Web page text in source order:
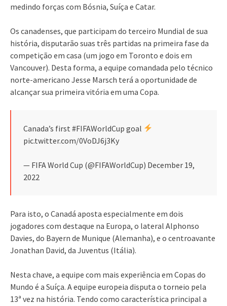
medindo forças com Bósnia, Suíça e Catar.
Os canadenses, que participam do terceiro Mundial de sua
história, disputarão suas três partidas na primeira fase da
competição em casa (um jogo em Toronto e dois em
Vancouver). Desta forma, a equipe comandada pelo técnico
norte-americano Jesse Marsch terá a oportunidade de
alcançar sua primeira vitória em uma Copa.
Canada’s first #FIFAWorldCup goal
pic.twitter.com/0VoDJ6j3Ky
— FIFA World Cup (@FIFAWorldCup) December 19,
2022
Para isto, o Canadá aposta especialmente em dois
jogadores com destaque na Europa, o lateral Alphonso
Davies, do Bayern de Munique (Alemanha), e o centroavante
Jonathan David, da Juventus (Itália).
Nesta chave, a equipe com mais experiência em Copas do
Mundo é a Suíça. A equipe europeia disputa o torneio pela
13ª vez na história. Tendo como característica principal a